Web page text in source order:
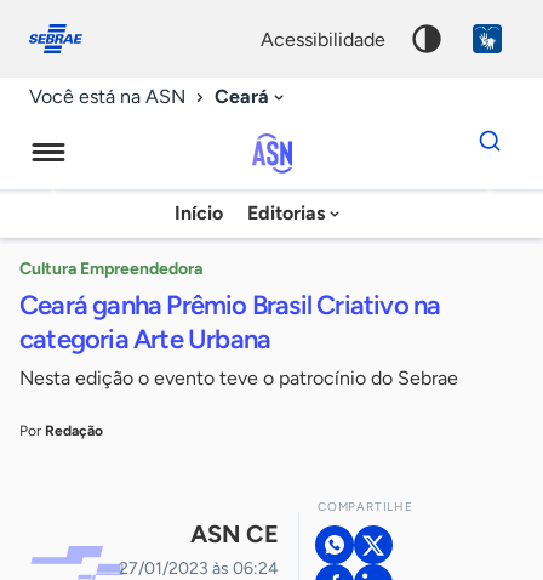
conosco
acessibilidade
Você está na ASN Ceará
Agência
Sebrae
Notícias
Início Editorias
Dados
para
chave
Cultura Empreendedora
Ceará ganha Prêmio Brasil Criativo na
categoria Arte Urbana
Nesta edição o evento teve o patrocínio do Sebrae
Por Redação
ASN CE
27/01/2023 às 06:24
COMPARTILHE